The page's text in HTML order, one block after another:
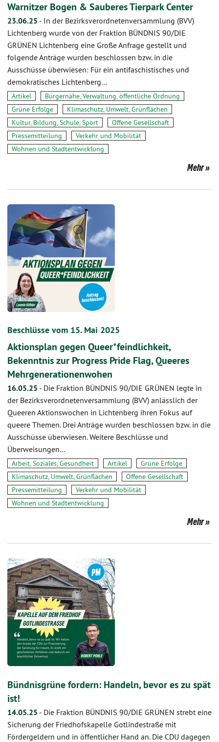
Warnitzer Bogen & Sauberes Tierpark Center
23.06.25 - In der Bezirksverordnetenversammlung (BVV)
Lichtenberg wurde von der Fraktion BÜNDNIS 90/DIE
GRÜNEN Lichtenberg eine Große Anfrage gestellt und
folgende Anträge wurden beschlossen bzw. in die
Ausschüsse überwiesen: Für ein antifaschistisches und
demokratisches Lichtenberg…
Artikel
Bürgernähe, Verwaltung, öffentliche Ordnung
Grüne Erfolge
Klimaschutz, Umwelt, Grünflächen
Kultur, Bildung, Schule, Sport
Offene Gesellschaft
Pressemitteilung
Verkehr und Mobilität
Wohnen und Stadtentwicklung
Mehr
Beschlüsse vom 15. Mai 2025
Aktionsplan gegen Queer*feindlichkeit,
Bekenntnis zur Progress Pride Flag, Queeres
Mehrgenerationenwohen
16.05.25 - Die Fraktion BÜNDNIS 90/DIE GRÜNEN legte in
der Bezirksverordnetenversammlung (BVV) anlässlich der
Queeren Aktionswochen in Lichtenberg ihren Fokus auf
queere Themen. Drei Anträge wurden beschlossen bzw. in die
Ausschüsse überwiesen. Weitere Beschlüsse und
Überweisungen…
Arbeit, Soziales, Gesundheit Artikel
Grüne Erfolge
Klimaschutz, Umwelt, Grünflächen
Offene Gesellschaft
Pressemitteilung
Verkehr und Mobilität
Wohnen und Stadtentwicklung
Mehr
Bündnisgrüne fordern: Handeln, bevor es zu spät
ist!
14.05.25 - Die Fraktion BÜNDNIS 90/DIE GRÜNEN strebt eine
Sicherung der Friedhofskapelle Gotlindestraße mit
Fördergeldern und in öffentlicher Hand an. Die CDU dagegen